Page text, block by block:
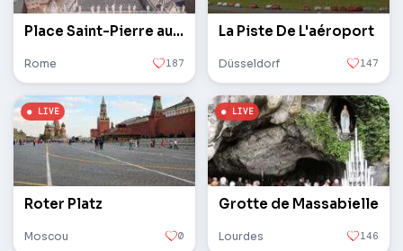
Place Saint-Pierre au Vatican
Rome 187
La Piste De L'aéroport
Düsseldorf 147
Roter Platz
Moscou 0
Grotte de Massabielle
Lourdes 146